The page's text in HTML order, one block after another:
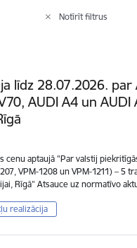
Notīrīt filtrus
līdz 28.07.2026. par
AUDI A4 un
cenu aptaujā "Par valstij
VPM-1208 un VPM-1211) – 5
Rīgā” Atsauce uz normatīvo
realizācija